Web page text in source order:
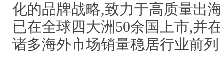
化的品牌战略,致力于高质量出
已在全球四大洲50余国上市,并
诸多海外市场销量稳居行业前